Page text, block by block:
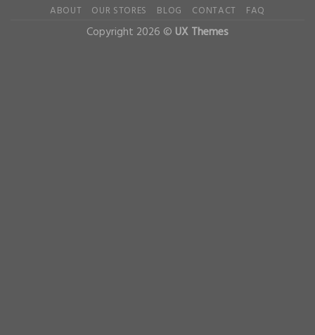
ABOUT OUR STORES BLOG CONTACT FAQ
Copyright 2026 © UX Themes